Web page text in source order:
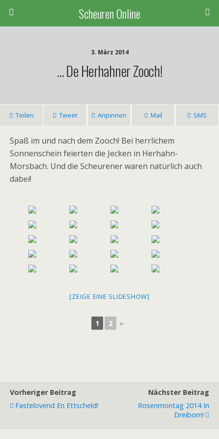
Scheuren Online
3. März 2014
… De Herhahner Zooch!
Teilen Tweet Anpinnen Mail SMS
Spaß im und nach dem Zooch! Bei herrlichem
Sonnenschein feierten die Jecken in Herhahn-
Morsbach. Und die Scheurener waren natürlich auch
dabei!
[ZEIGE EINE SLIDESHOW]
1 2 ►
Vorheriger Beitrag
Fastelovend En Ettscheld!
Nächster Beitrag
Rosenmontag 2014 In
Dreiborn!